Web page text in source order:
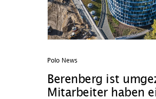
Polo News
Berenberg ist
Mitarbeiter haben